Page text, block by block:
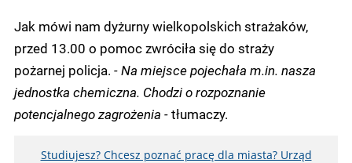
Jak mówi nam dyżurny wielkopolskich strażaków,
przed 13.00 o pomoc zwróciła się do straży
pożarnej policja. - Na miejsce pojechała m.in. nasza
jednostka chemiczna. Chodzi o rozpoznanie
potencjalnego zagrożenia -tłumaczy.
Studiujesz? Chcesz poznać pracę dla miasta? Urząd